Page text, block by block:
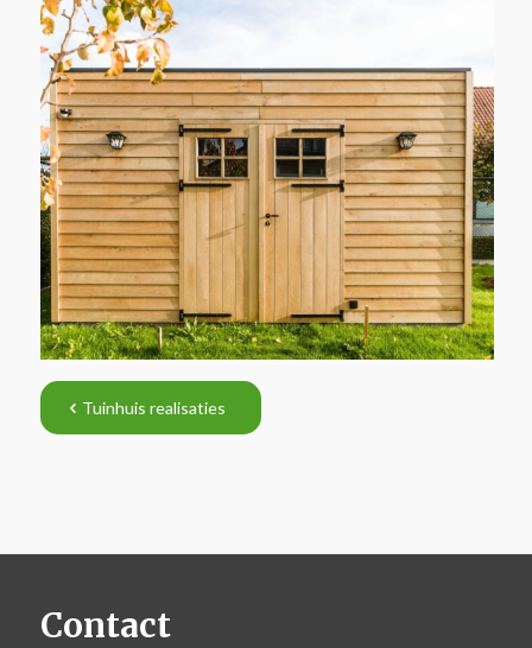
Tuinhuis realisaties
Contact